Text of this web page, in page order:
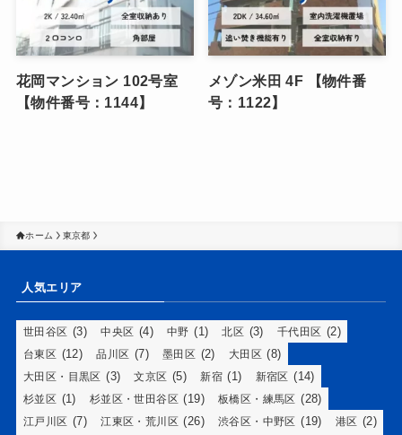
花岡マンション 102号室
【物件番号：1144】
メゾン米田 4F 【物件番
号：1122】
ホーム 東京都
人気エリア
世田谷区 (3) 中央区 (4) 中野 (1) 北区 (3) 千代田区 (2)
台東区 (12) 品川区 (7) 墨田区 (2) 大田区 (8)
大田区・目黒区 (3) 文京区 (5) 新宿 (1) 新宿区 (14)
杉並区 (1) 杉並区・世田谷区 (19) 板橋区・練馬区 (28)
江戸川区 (7) 江東区・荒川区 (26) 渋谷区・中野区 (19) 港区 (2)